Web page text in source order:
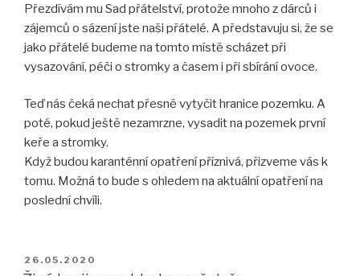
Přezdívám mu Sad přátelství, protože mnoho z dárců i
zájemců o sázení jste naši přátelé. A představuju si, že se
jako přátelé budeme na tomto místě scházet při
vysazování, péči o stromky a časem i při sbírání ovoce.
Teď nás čeká nechat přesně vytyčit hranice pozemku. A
poté, pokud ještě nezamrzne, vysadit na pozemek první
keře a stromky.
Když budou karanténní opatření příznivá, přizveme vás k
tomu. Možná to bude s ohledem na aktuální opatření na
poslední chvíli.
PUBLIKOVÁNO
26.05.2020